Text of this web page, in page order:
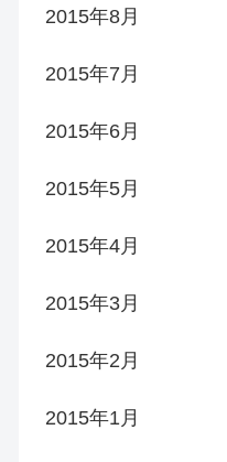
2015年8月
2015年7月
2015年6月
2015年5月
2015年4月
2015年3月
2015年2月
2015年1月